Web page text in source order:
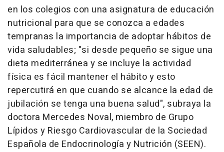
en los colegios con una asignatura de educación
nutricional para que se conozca a edades
tempranas la importancia de adoptar hábitos de
vida saludables; "si desde pequeño se sigue una
dieta mediterránea y se incluye la actividad
física es fácil mantener el hábito y esto
repercutirá en que cuando se alcance la edad de
jubilación se tenga una buena salud", subraya la
doctora Mercedes Noval, miembro de Grupo
Lípidos y Riesgo Cardiovascular de la Sociedad
Española de Endocrinología y Nutrición (SEEN).